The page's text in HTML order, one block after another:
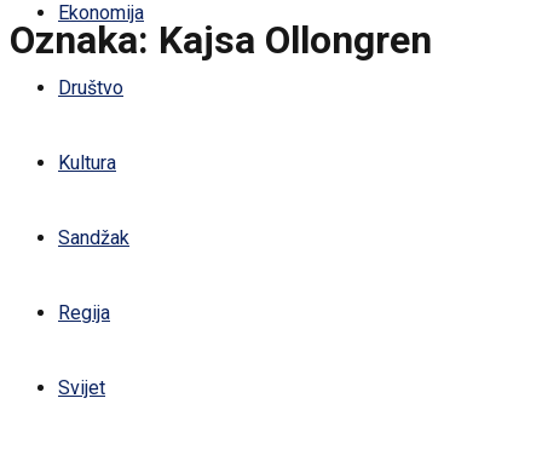
Ekonomija
Društvo
Kultura
Sandžak
Regija
Svijet
Oznaka: Kajsa Ollongren